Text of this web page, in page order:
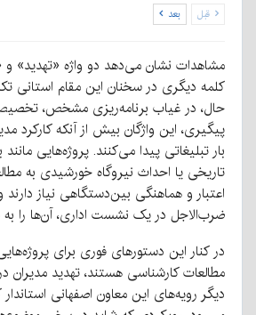
قبل بعد
مشاهدات نشان می‌دهد دو واژه «تهدید»
کلمه دیگری در سخنان این مقام استانی
حال، در غیاب برنامه‌ریزی مشخص،
پیگیری، این واژگان بیش از آنکه کارکرد
بار تبلیغاتی پیدا می‌کنند. پروژه‌هایی
تاریخی یا احداث نیروگاه خورشیدی به
اعتبار و هماهنگی بین‌دستگاهی نیاز
ضرب‌الاجل در یک نشست اداری، آن‌ها را به
در کنار این دستورهای فوری برای
مطالعات کارشناسی هستند، تهدید مدیران
دیگر رویه‌های این معاون اصفهانی